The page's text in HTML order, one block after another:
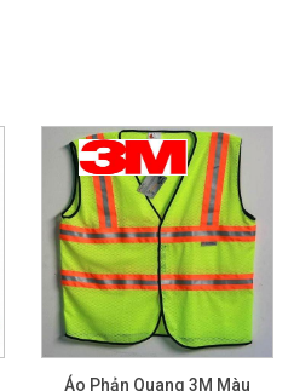
Áo Phản Quang 3M Màu